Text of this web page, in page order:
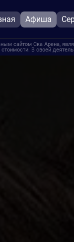
Афиша
сайтом Ска Арена,
стоимости. В своей